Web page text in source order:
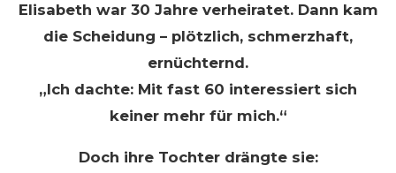
Elisabeth war 30 Jahre verheiratet. Dann kam
die Scheidung – plötzlich, schmerzhaft,
ernüchternd.
„Ich dachte: Mit fast 60 interessiert sich
keiner mehr für mich.“
Doch ihre Tochter drängte sie: